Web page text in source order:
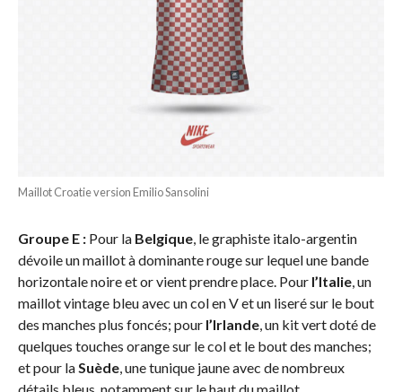
Maillot Croatie version Emilio Sansolini
Groupe E :Pour la Belgique, le graphiste italo-argentin
dévoile un maillot à dominante rouge sur lequel une bande
horizontale noire et or vient prendre place. Pour l’Italie, un
maillot vintage bleu avec un col en V et un liseré sur le bout
des manches plus foncés; pour l’Irlande, un kit vert doté de
quelques touches orange sur le col et le bout des manches;
et pour la Suède, une tunique jaune avec de nombreux